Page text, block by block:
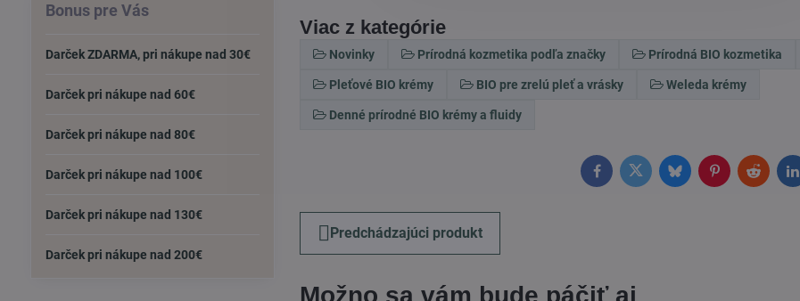
Viac z kategórie
Novinky Prírodná kozmetika podľa značky Prírodná BIO kozmetika
Pleťové BIO krémy BIO pre zrelú pleť a vrásky Weleda krémy
Denné prírodné BIO krémy a fluidy
FacebookTwitterBlueskyPinterestReddit
Predchádzajúci produkt
Možno sa vám bude páčiť aj
Bonus pre Vás
Darček ZDARMA, pri nákupe nad 30€
Darček pri nákupe nad 60€
Darček pri nákupe nad 80€
Darček pri nákupe nad 100€
Darček pri nákupe nad 130€
Darček pri nákupe nad 200€